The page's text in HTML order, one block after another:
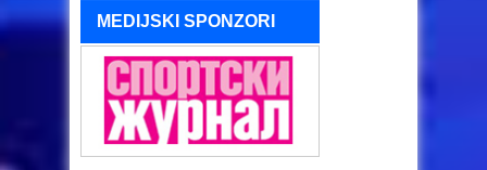
MEDIJSKI SPONZORI